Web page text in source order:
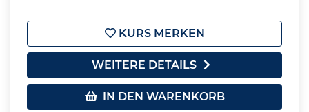
KURS MERKEN
WEITERE DETAILS
IN DEN WARENKORB